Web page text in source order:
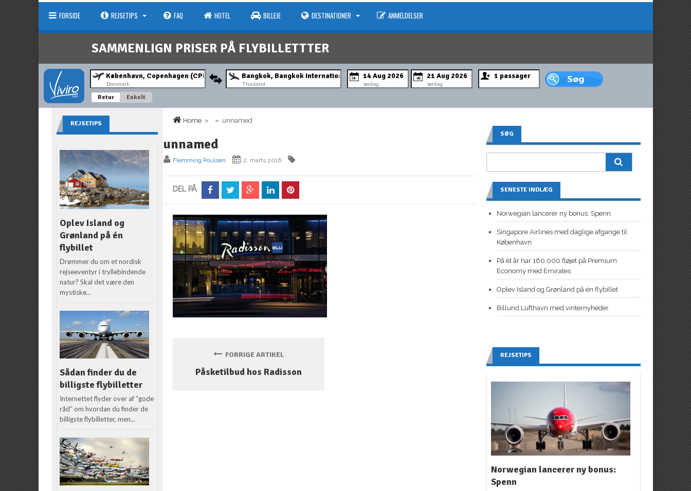
FORSIDE REJSETIPS FAQ HOTEL BILLEJE DESTINATIONER ANMELDELSER
SAMMENLIGN PRISER PÅ FLYBILLETTTER
Danmark Thailand lørdag lørdag
Retur Enkelt
Home » » unnamed
unnamed
Flemming Poulsen 2. marts 2016
DEL PÅ
FORRIGE ARTIKEL
Påsketilbud hos Radisson
REJSETIPS
Oplev Island og
Grønland på én
flybillet
Drømmer du om et nordisk
rejseeventyr i tryllebindende
natur? Skal det være den
mystiske...
Sådan finder du de
billigste flybilletter
Internettet flyder over af “gode
råd” om hvordan du finder de
billigste flybilletter, men...
SØG
SENESTE INDLÆG
Norwegian lancerer ny bonus: Spenn
Singapore Airlines med daglige afgange til
København
På ét år har 160.000 fløjet på Premium
Economy med Emirates
Oplev Island og Grønland på én flybillet
Billund Lufthavn med vinternyheder
REJSETIPS
Norwegian lancerer ny bonus:
Spenn